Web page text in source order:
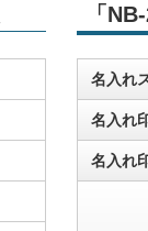
「
名入れ
名入れ
名入れ